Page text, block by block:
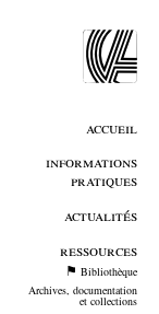
accueil
informations
pratiques
actualités
ressources
Bibliothèque
Archives, documentation
et collections